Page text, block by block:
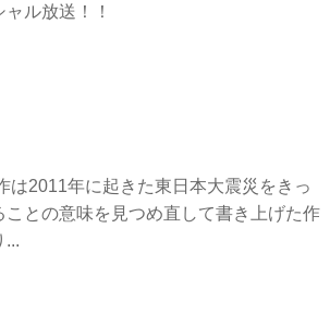
ル放送！！
は2011年に起きた東日本大震災をきっ
との意味を見つめ直して書き上げた作
...